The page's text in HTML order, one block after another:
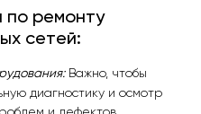
по ремонту
сетей:
Важно, чтобы
диагностику и осмотр